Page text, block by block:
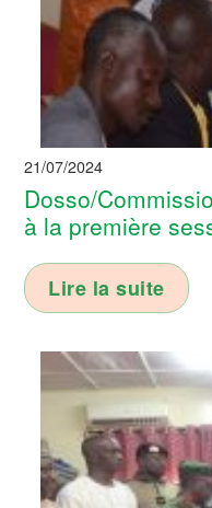
21/07/2024
Dosso/
à la première
Lire la suite